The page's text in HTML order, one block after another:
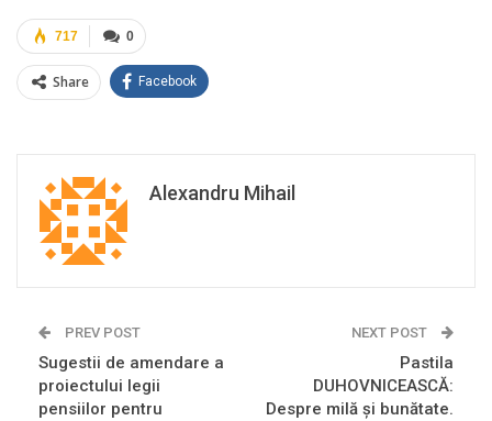
0
717
Share Facebook
Alexandru Mihail
PREV POST
Sugestii de amendare a
proiectului legii
pensiilor pentru
NEXT POST
Pastila
DUHOVNICEASCĂ:
Despre milă și bunătate.